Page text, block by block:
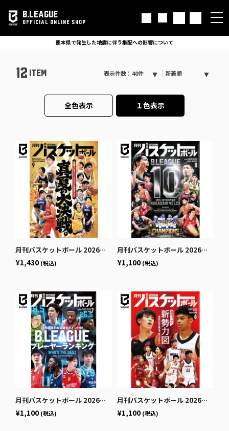
B.LEAGUE
OFFICIAL ONLINE SHOP
熊本県で発生した地震に伴う集配への影響について
12 ITEM 表示件数：40件 新着順
全色表示 １色表示
月刊バスケットボール 2026年9月号 (発売日2026年7月24日)
¥1,430 (税込)
月刊バスケットボール 2026年8月号 (発売日2026年6月25日)
¥1,100 (税込)
月刊バスケットボール 2026年7月号 (発売日2026年5月25日)
¥1,100 (税込)
月刊バスケットボール 2026年6月号 (発売日2026年4月24日)
¥1,100 (税込)